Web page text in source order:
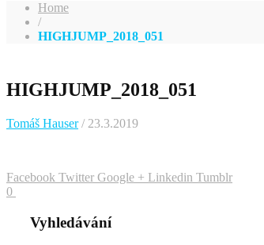
Home
/
HIGHJUMP_2018_051
HIGHJUMP_2018_051
Tomáš Hauser/ 23.3.2019
Facebook Twitter Google + Linkedin Tumblr
0
Vyhledávání